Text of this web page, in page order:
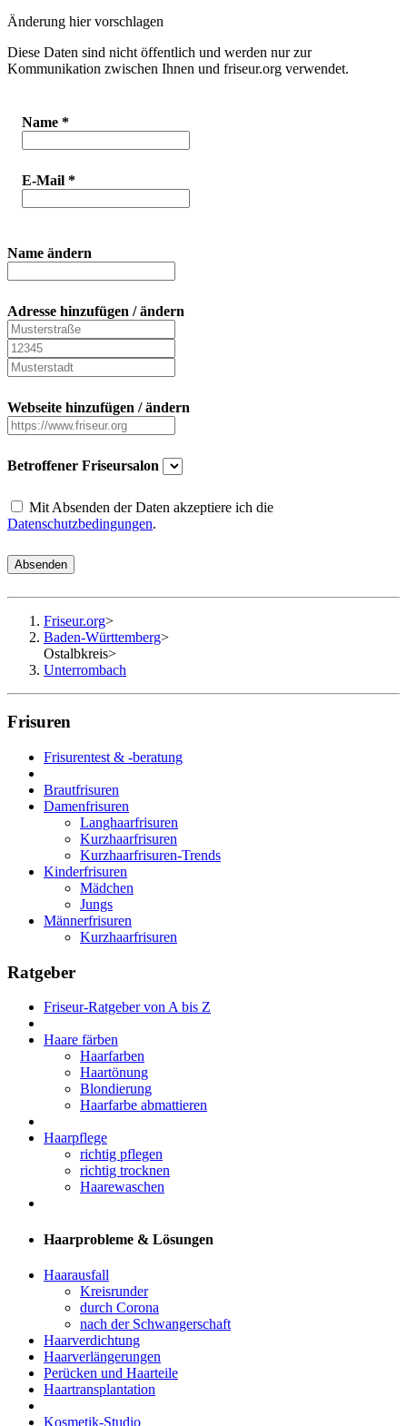
Änderung hier vorschlagen
Diese Daten sind nicht öffentlich und werden nur zur
Kommunikation zwischen Ihnen und friseur.org verwendet.
Name *
E-Mail *
Name ändern
Adresse hinzufügen / ändern
Webseite hinzufügen / ändern
Betroffener Friseursalon
Mit Absenden der Daten akzeptiere ich die
Datenschutzbedingungen.
Absenden
Friseur.org>
Baden-Württemberg>
Ostalbkreis>
Unterrombach
Frisuren
Frisurentest & -beratung
Brautfrisuren
Damenfrisuren
Langhaarfrisuren
Kurzhaarfrisuren
Kurzhaarfrisuren-Trends
Kinderfrisuren
Mädchen
Jungs
Männerfrisuren
Kurzhaarfrisuren
Ratgeber
Friseur-Ratgeber von A bis Z
Haare färben
Haarfarben
Haartönung
Blondierung
Haarfarbe abmattieren
Haarpflege
richtig pflegen
richtig trocknen
Haarewaschen
Haarprobleme & Lösungen
Haarausfall
Kreisrunder
durch Corona
nach der Schwangerschaft
Haarverdichtung
Haarverlängerungen
Perücken und Haarteile
Haartransplantation
Kosmetik-Studio